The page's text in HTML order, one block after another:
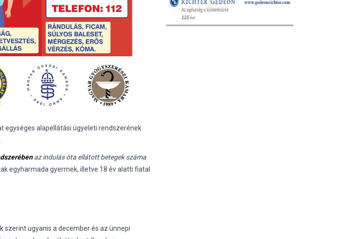
egységes alapellátási ügyeleti rendszerének
az indulás óta ellátott betegek száma
egyharmada gyermek, illetve 18 év alatti fiatal
ugyanis a december és az ünnepi